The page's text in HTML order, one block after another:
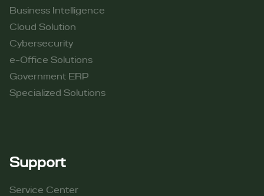
Business Intelligence
Cloud Solution
Cybersecurity
e-Office Solutions
Government ERP
Specialized Solutions
Support
Service Center